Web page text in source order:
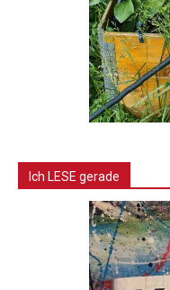
Ich LESE gerade